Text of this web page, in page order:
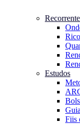
Estudos
Fiis